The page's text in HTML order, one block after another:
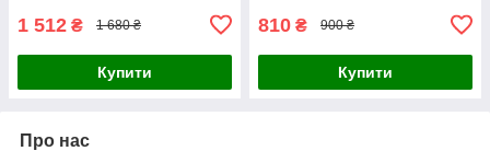
1 512 ₴ 1 680 ₴
Купити
810 ₴ 900 ₴
Купити
Про нас